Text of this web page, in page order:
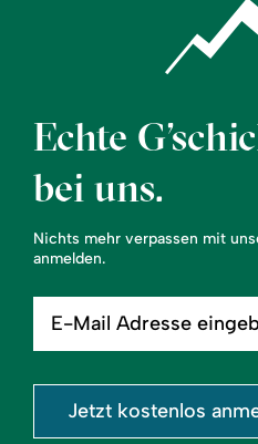
Echte
bei uns.
Nichts mehr verpassen mit
anmelden.
Mail
eingeben
Jetzt kostenlos